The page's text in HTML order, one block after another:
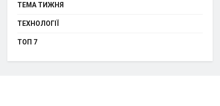
ТЕМА ТИЖНЯ
ТЕХНОЛОГІЇ
ТОП 7